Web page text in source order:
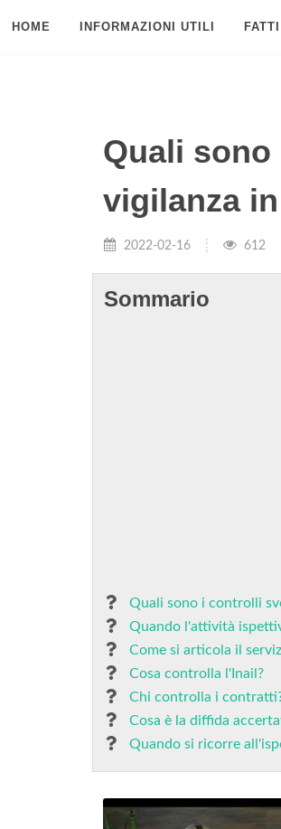
HOME INFORMAZIONI UTILI
Quali
vigilanza
2022-02-16 612
Sommario
Quali sono i controlli
Quando l'attività
Come si articola il
Cosa controlla l'Inail?
Chi controlla i
Cosa è la diffida
Quando si ricorre